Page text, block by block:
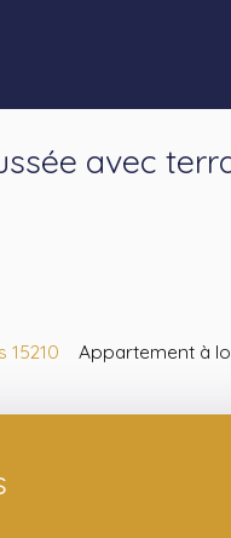
avec
15210 Appartement à